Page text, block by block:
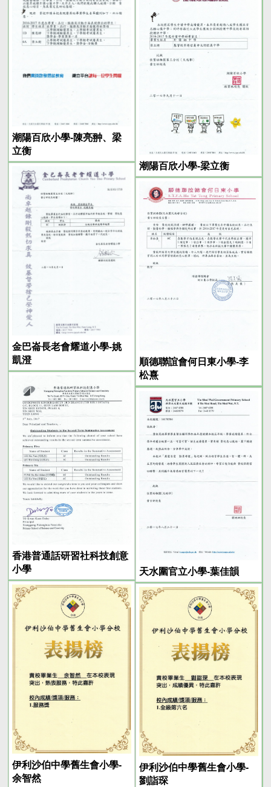
潮陽百欣小學-陳亮翀、梁
立衡
潮陽百欣小學-梁立衡
金巴崙長老會耀道小學-姚
凱澄
順德聯誼會何日東小學-李
松熹
香港普通話研習社科技創意
小學
天水圍官立小學-葉佳韻
伊利沙伯中學舊生會小學-
余智然
伊利沙伯中學舊生會小學-
劉詣琛